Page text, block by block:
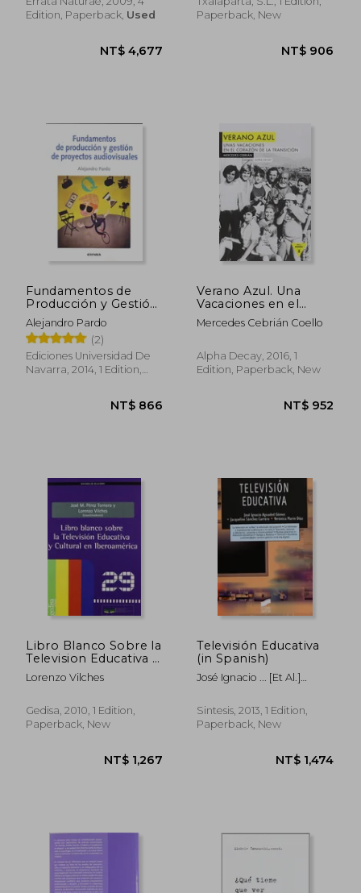
NT$ 1,031 NT$
Edition, Paperback, Used
Paperback, New
Fundamentos de
Producción y Gestión
de Proyectos
Audiovisuales (in
Spanish)
Alejandro Pardo
(2)
Ediciones Universidad De
Navarra, 2014, 1 Edition,
Verano Azul. Una
Vacaciones en el
Corazon de la
Transicion (in
Mercedes Cebrián Coello
Alpha Decay, 2016, 1
Edition, Paperback, New
Libro Blanco Sobre la
Television Educativa y
Cultural en
Iberoamerica (in
Lorenzo Vilches
Gedisa, 2010, 1 Edition,
Paperback, New
Televisión Educativa
(in Spanish)
José Ignacio ... [Et Al.]
Marín Díaz,Jacqueline
Sánchez Carrero
Sintesis, 2013, 1 Edition,
Paperback, New